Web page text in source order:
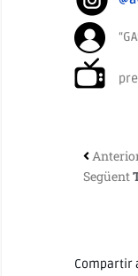
Següent
Compartir